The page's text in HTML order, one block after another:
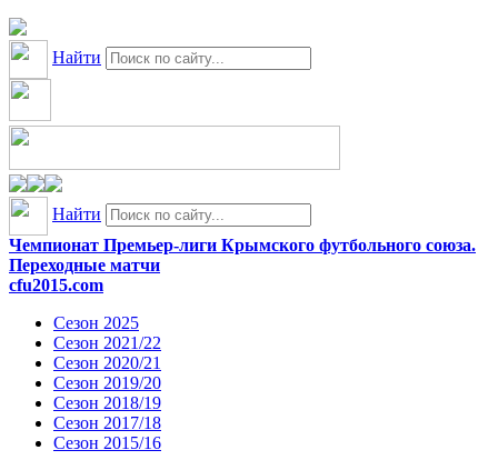
Найти
Найти
Чемпионат Премьер-лиги Крымского футбольного союза.
Переходные матчи
cfu2015.com
Сезон 2025
Сезон 2021/22
Сезон 2020/21
Сезон 2019/20
Сезон 2018/19
Сезон 2017/18
Сезон 2015/16